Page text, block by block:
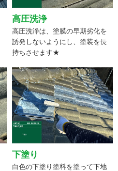
高圧洗浄
高圧洗浄は、塗膜の早期劣化を
誘発しないようにし、塗装を長
持ちさせます★
下塗り
白色の下塗り塗料を塗って下地